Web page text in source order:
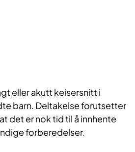
eller akutt keisersnitt i
barn. Deltakelse forutsetter
det er nok tid til å innhente
forberedelser.